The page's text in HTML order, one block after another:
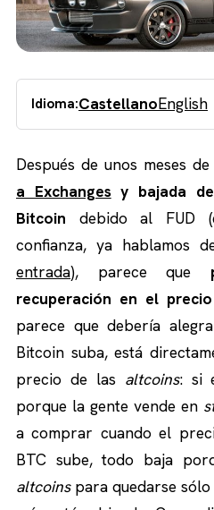
Idioma:CastellanoEnglish
Después de unos meses de
a Exchangesy bajada
Bitcoin debido al FUD
confianza, ya hablamos
entrada), parece que
recuperación en el
parece que debería
Bitcoin suba, está
precio de las altcoins: si
porque la gente vende en
a comprar cuando el
BTC sube, todo baja
altcoins para quedarse